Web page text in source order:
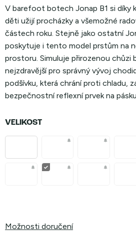
V barefoot botech Jonap B1 si díky
děti užijí procházky a všemožné
částech roku. Stejně jako ostatní
poskytuje i tento model prstům na
prostoru. Simuluje přirozenou chůzi
nejzdravější pro správný vývoj
podšívku, která chrání proti chladu,
bezpečnostní reflexní prvek na
VELIKOST
Možnosti doručení